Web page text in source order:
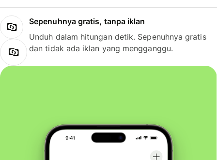
Sepenuhnya gratis, tanpa iklan
Unduh dalam hitungan detik. Sepenuhnya gratis
dan tidak ada iklan yang mengganggu.